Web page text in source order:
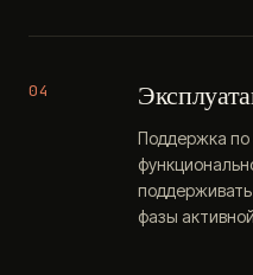
04
Поддержка по
фазы